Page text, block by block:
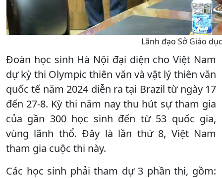
Lãnh đạo Sở Giáo
Đoàn học sinh Hà Nội đại diện cho Việt Nam
dự kỳ thi Olympic thiên văn và vật lý thiên văn
quốc tế năm 2024 diễn ra tại Brazil từ ngày 17
đến 27-8. Kỳ thi năm nay thu hút sự tham gia
của gần 300 học sinh đến từ 53 quốc gia,
vùng lãnh thổ. Đây là lần thứ 8, Việt Nam
tham gia cuộc thi này.
Các học sinh phải tham dự 3 phần thi, gồm: